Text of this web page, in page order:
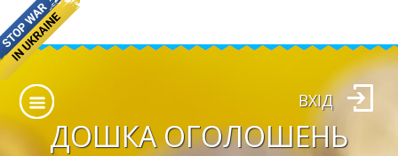
ДОШКАОГОЛОШЕНЬ
ВХІД